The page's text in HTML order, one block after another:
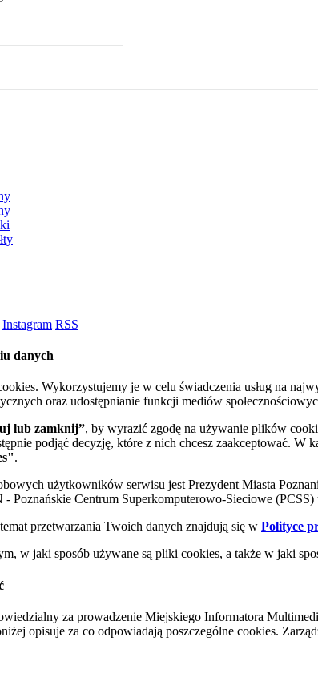
Instagram RSS
danych
Wykorzystujemy je w celu świadczenia usług na
oraz udostępnianie funkcji mediów
lub zamknij”, by wyrazić zgodę na używanie plików
podjąć decyzję, które z nich chcesz zaakceptować.
.
użytkowników serwisu jest Prezydent Miasta
Poznańskie Centrum Superkomputerowo-Sieciowe
przetwarzania Twoich danych znajdują się w Polityce
w jaki sposób używane są pliki cookies, a także w jaki
za prowadzenie Miejskiego Informatora
opisuje za co odpowiadają poszczególne cookies.